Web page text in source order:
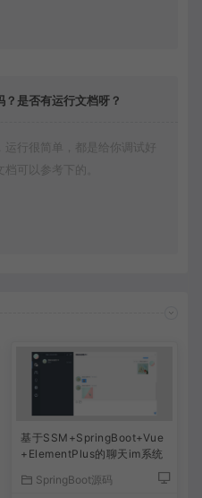
是否有运行文档呀？
运行很简单，都是给你调试好
可以参考下的。
基于SSM+SpringBoot+Vue
+ElementPlus的聊天im系统
SpringBoot源码